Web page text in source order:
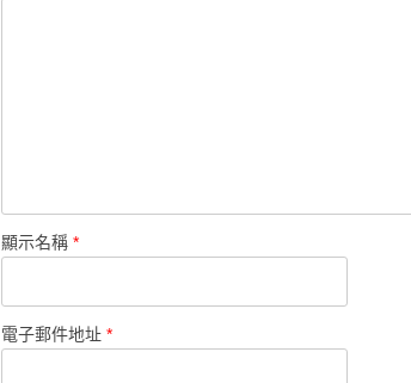
顯示名稱 *
電子郵件地址 *